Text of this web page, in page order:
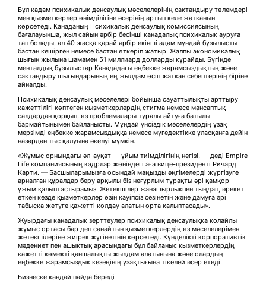
Бұл қадам психикалық денсаулық мәселелерінің сақтандыру төлемдері
мен қызметкерлер өнімділігіне әсерінің артып келе жатқанын
көрсетеді. Канаданың Психикалық денсаулық комиссиясының
бағалауынша, жыл сайын әрбір бесінші канадалық психикалық ауруға
тап болады, ал 40 жасқа қарай әрбір екінші адам мұндай бұзылысты
бастан кешірген немесе бастан өткеріп жатыр. Жалпы экономикалық
шығын жылына шамамен 51 миллиард долларды құрайды. Бүгінде
менталдық бұзылыстар Канададағы еңбекке жарамсыздықтың және
сақтандыру шығындарының ең жылдам өсіп жатқан себептерінің біріне
айналды.
Психикалық денсаулық мәселелері бойынша сауаттылықты арттыру
қажеттілігі көптеген қызметкерлердің стигма немесе мансаптық
салдардан қорқып, өз проблемалары туралы айтуға батылы
бармайтынымен байланысты. Мұндай үнсіздік мәселелердің ұзақ
мерзімді еңбекке жарамсыздыққа немесе мүгедектікке ұласқанға дейін
назардан тыс қалуына әкелуі мүмкін.
«Жұмыс орнындағы әл-ауқат — ұйым тиімділігінің негізі, — деді Empire
Life компаниясының кадрлар жөніндегі аға вице-президенті Ричард
Карти. — Басшыларымызға осындай маңызды әңгімелерді жүргізуге
арналған құралдар беру арқылы біз неғұрлым тұрақты әрі қамқор
ұжым қалыптастырамыз. Жетекшілер жанашырлықпен тыңдап, әрекет
еткен кезде қызметкерлер өзін қауіпсіз сезінетін және дамуға әрі
табысқа жетуге қажетті қолдау алатын орта қалыптасады».
Жуырдағы канадалық зерттеулер психикалық денсаулыққа қолайлы
жұмыс ортасы бар деп санайтын қызметкерлердің өз мәселелерімен
жетекшілеріне жиірек жүгінетінін көрсетеді. Күнделікті корпоративтік
мәдениет пен ашықтық арасындағы бұл байланыс қызметкерлердің
қажетті көмекті қаншалықты жылдам алатынына және олардың
еңбекке жарамсыздық кезеңінің ұзақтығына тікелей әсер етеді.
Бизнеске қандай пайда береді